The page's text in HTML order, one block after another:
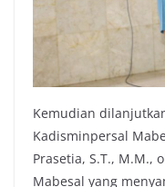
Kemudian
Kadisminpersal
Prasetia, S.T., M.M.,
Mabesal yang